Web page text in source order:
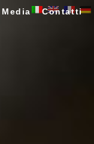
Media Contatti